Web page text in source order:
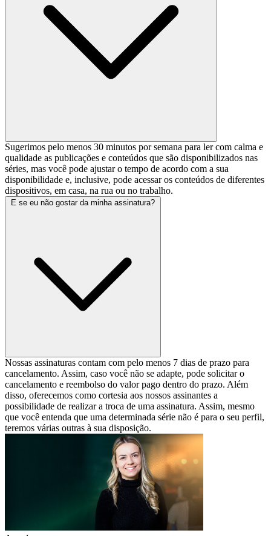
Sugerimos pelo menos 30 minutos por semana para ler com calma e
qualidade as publicações e conteúdos que são disponibilizados nas
séries, mas você pode ajustar o tempo de acordo com a sua
disponibilidade e, inclusive, pode acessar os conteúdos de diferentes
dispositivos, em casa, na rua ou no trabalho.
E se eu não gostar da minha assinatura?
Nossas assinaturas contam com pelo menos 7 dias de prazo para
cancelamento. Assim, caso você não se adapte, pode solicitar o
cancelamento e reembolso do valor pago dentro do prazo. Além
disso, oferecemos como cortesia aos nossos assinantes a
possibilidade de realizar a troca de uma assinatura. Assim, mesmo
que você entenda que uma determinada série não é para o seu perfil,
teremos várias outras à sua disposição.